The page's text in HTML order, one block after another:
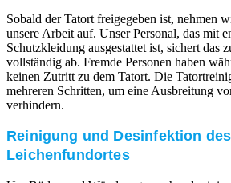
Sobald der Tatort freigegeben ist, nehmen
unsere Arbeit auf. Unser Personal, das mit
Schutzkleidung ausgestattet ist, sichert das
vollständig ab. Fremde Personen haben
keinen Zutritt zu dem Tatort. Die
mehreren Schritten, um eine Ausbreitung
verhindern.
Reinigung und Desinfektion des
Leichenfundortes